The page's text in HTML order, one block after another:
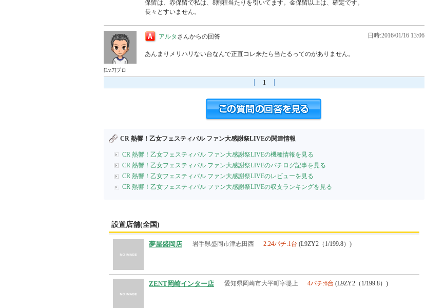
保留は、赤保留で私は、8割程当たりを引いてます。金保留以上は、確定です。
長々とすいません。
[Lv.7]プロ
アルタ さんからの回答 日時:2016/01/16 13:06
あんまりメリハリない台なんで正直コレ来たら当たるってのがありません。
1
CR 熱響！乙女フェスティバル ファン大感謝祭LIVEの関連情報
CR 熱響！乙女フェスティバル ファン大感謝祭LIVEの機種情報を見る
CR 熱響！乙女フェスティバル ファン大感謝祭LIVEのパチログ記事を見る
CR 熱響！乙女フェスティバル ファン大感謝祭LIVEのレビューを見る
CR 熱響！乙女フェスティバル ファン大感謝祭LIVEの収支ランキングを見る
設置店舗(全国)
夢屋盛岡店 岩手県盛岡市津志田西 2.24パチ:1台 (L9ZY2（1/199.8）)
ZENT岡崎インター店 愛知県岡崎市大平町字堤上 4パチ:6台 (L9ZY2（1/199.8）)